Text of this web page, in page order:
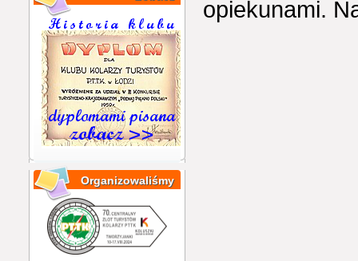
Organizowaliśmy
opiekunami.